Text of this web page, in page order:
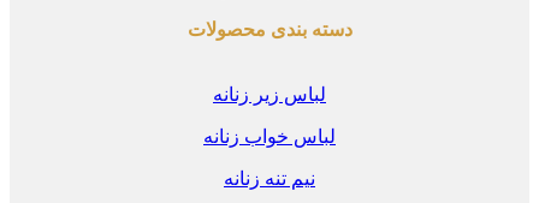
دسته بندی محصولات
لباس زیر زنانه
لباس خواب زنانه
نیم تنه زنانه